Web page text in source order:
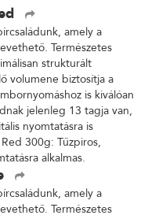
amely a
Természetes
strukturált
volumene biztosítja a
is kiválóan
jelenleg 13 tagja van,
nyomtatásra is
300g: Tűzpiros,
alkalmas.
amely a
Természetes